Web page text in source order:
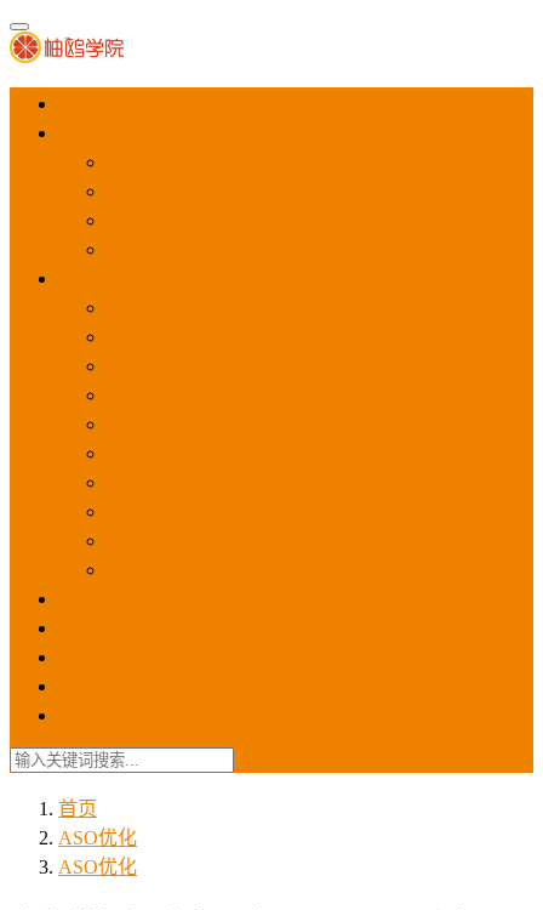
首页
ASO优化
ASO优化